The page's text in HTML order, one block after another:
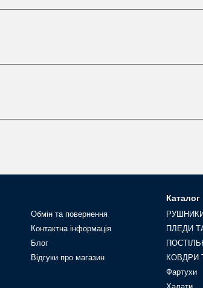
Обмін та повернення
Контактна інформація
Блог
Відгуки про магазин
Каталог
ПЛЕДИ
КОВДРИ
Фартухи